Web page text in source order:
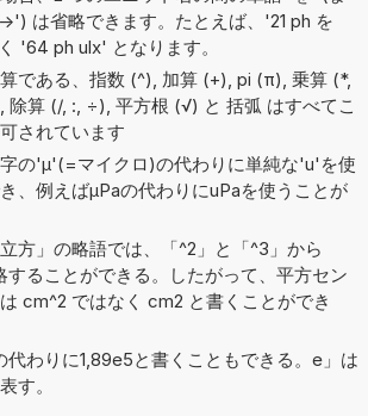
は省略できます。たとえば、'21 ph を
'64 ph ulx' となります。
である、指数 (^), 加算 (+), pi (π), 乗算 (*,
除算 (/, :, ÷), 平方根 (√) と 括弧 はすべてこ
されています
の'μ'(=マイクロ)の代わりに単純な'u'を使
、例えばµPaの代わりにuPaを使うことが
方」の略語では、「^2」と「^3」から
することができる。したがって、平方セン
cm^2 ではなく cm2 と書くことができ
代わりに1,89e5と書くこともできる。e」は
す。